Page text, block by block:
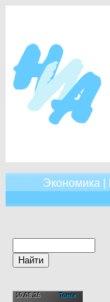
Экономика